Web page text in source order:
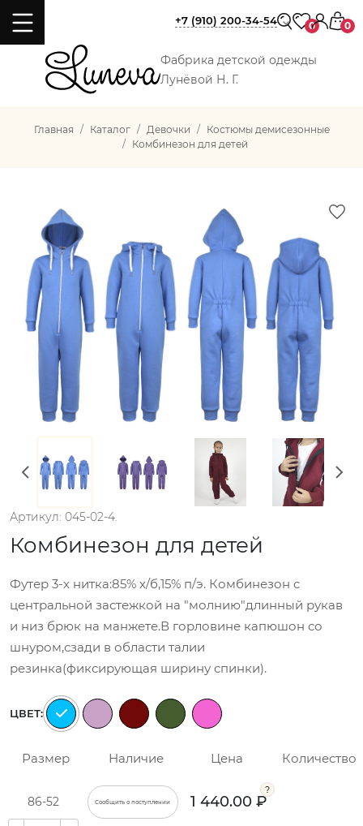
Фабрика детской одежды
Лунёвой Н. Г.
+7 (910) 200-34-54 0 0
Главная Каталог Девочки
Костюмы демисезонные
Комбинезон для детей
Артикул: 045-02-4.
Комбинезон для детей
Футер 3-х нитка:85% х/б,15% п/э. Комбинезон с
центральной застежкой на "молнию"длинный рукав
и низ брюк на манжете.В горловине капюшон со
шнуром,сзади в области талии
резинка(фиксирующая ширину спинки).
ЦВЕТ:
Размер Наличие Цена Количество
86-52 Сообщить о поступлении 1 440.00 ₽